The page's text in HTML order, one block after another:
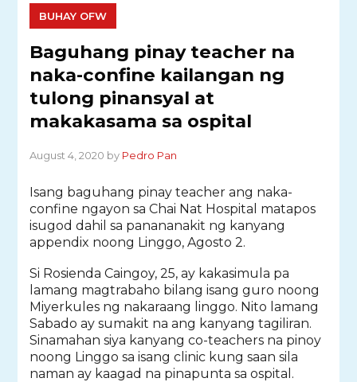
BUHAY OFW
Baguhang pinay teacher na
naka-confine kailangan ng
tulong pinansyal at
makakasama sa ospital
August 4, 2020 by Pedro Pan
Isang baguhang pinay teacher ang naka-
confine ngayon sa Chai Nat Hospital matapos
isugod dahil sa panananakit ng kanyang
appendix noong Linggo, Agosto 2.
Si Rosienda Caingoy, 25, ay kakasimula pa
lamang magtrabaho bilang isang guro noong
Miyerkules ng nakaraang linggo. Nito lamang
Sabado ay sumakit na ang kanyang tagiliran.
Sinamahan siya kanyang co-teachers na pinoy
noong Linggo sa isang clinic kung saan sila
naman ay kaagad na pinapunta sa ospital.